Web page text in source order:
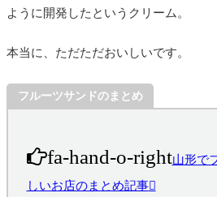
ように開発したというクリーム。
本当に、ただただおいしいです。
フルーツサンドのまとめ
fa-hand-o-right山形で
しいお店のまとめ記事